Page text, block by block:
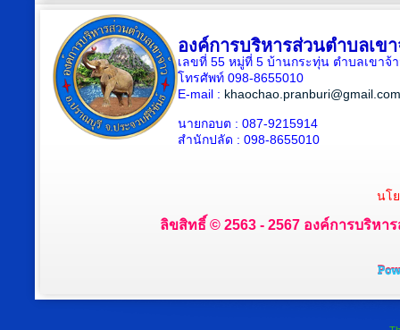
องค์การบริหารส่วนตำบลเข
เลขที่ 55 หมู่ที่ 5 บ้านกระทุ่น ตำบลเขาจ้
โทรศัพท์ 098-8655010
E-mail : khaochao.pranburi@gmail.com
นายกอบต : 087-9215914
สำนักปลัด : 098-8655010
นโ
ลิขสิทธิ์ © 2563 - 2567 องค์การบริหา